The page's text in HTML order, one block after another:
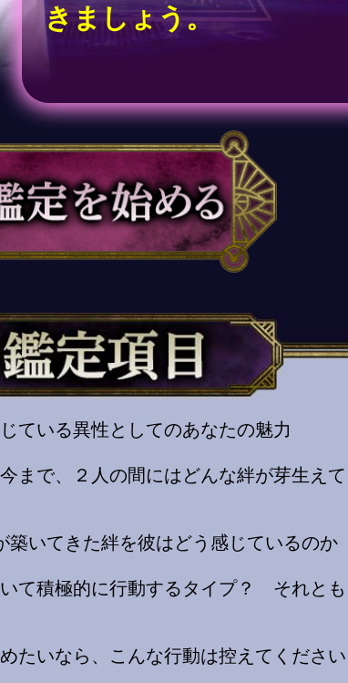
きましょう。
ている異性としてのあなたの魅力
まで、２人の間にはどんな絆が芽生えて
築いてきた絆を彼はどう感じているのか
て積極的に行動するタイプ？ それとも
たいなら、こんな行動は控えてください